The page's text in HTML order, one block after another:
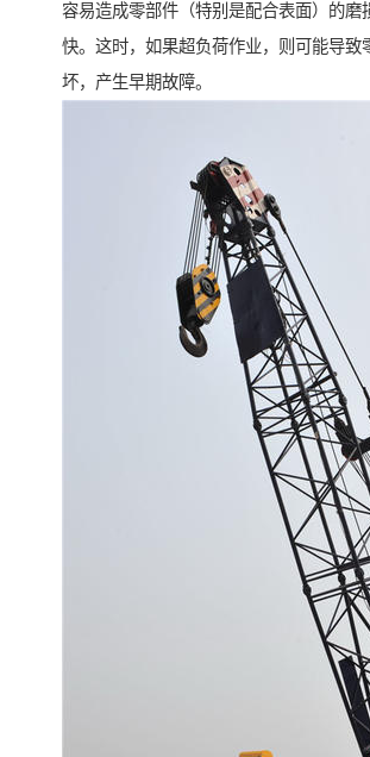
容易造成零部件（特别是配合表面）的磨
快。这时，如果超负荷作业，则可能导致
坏，产生早期故障。